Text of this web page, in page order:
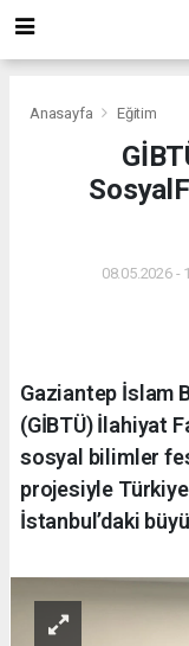
Anasayfa Eğitim
08.05.2026 -
Gaziantep İslam
(GİBTÜ) İlahiyat
sosyal bilimler
projesiyle
İstanbul’daki